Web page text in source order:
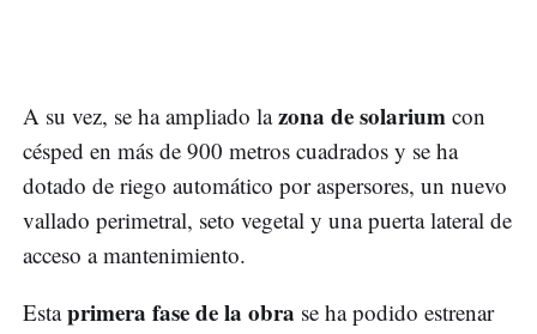
A su vez, se ha ampliado lazona de solarium con
césped en más de 900 metros cuadrados y se ha
dotado de riego automático por aspersores, un nuevo
vallado perimetral, seto vegetal y una puerta lateral de
acceso a mantenimiento.
Estaprimera fase de la obra se ha podido estrenar